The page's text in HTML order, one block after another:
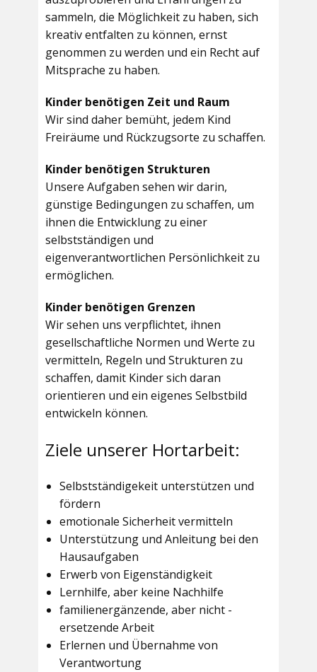
sammeln, die Möglichkeit zu haben, sich
kreativ entfalten zu können, ernst
genommen zu werden und ein Recht auf
Mitsprache zu haben.
Kinder benötigen Zeit und Raum
Wir sind daher bemüht, jedem Kind
Freiräume und Rückzugsorte zu schaffen.
Kinder benötigen Strukturen
Unsere Aufgaben sehen wir darin,
günstige Bedingungen zu schaffen, um
ihnen die Entwicklung zu einer
selbstständigen und
eigenverantwortlichen Persönlichkeit zu
ermöglichen.
Kinder benötigen Grenzen
Wir sehen uns verpflichtet, ihnen
gesellschaftliche Normen und Werte zu
vermitteln, Regeln und Strukturen zu
schaffen, damit Kinder sich daran
orientieren und ein eigenes Selbstbild
entwickeln können.
Ziele unserer Hortarbeit:
Selbstständigekeit unterstützen und
fördern
emotionale Sicherheit vermitteln
Unterstützung und Anleitung bei den
Hausaufgaben
Erwerb von Eigenständigkeit
Lernhilfe, aber keine Nachhilfe
familienergänzende, aber nicht -
ersetzende Arbeit
Erlernen und Übernahme von
Verantwortung